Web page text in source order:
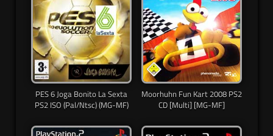
PES 6 Joga Bonito La Sexta
PS2 ISO (Pal/Ntsc) (MG-MF)
Moorhuhn Fun Kart 2008 PS2
CD [Multi] [MG-MF]